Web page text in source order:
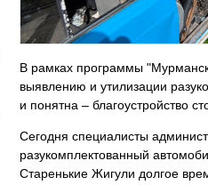
В рамках программы "Мурманск
выявлению и утилизации
и понятна – благоустройство
Сегодня специалисты
разукомплектованный
Старенькие Жигули долгое